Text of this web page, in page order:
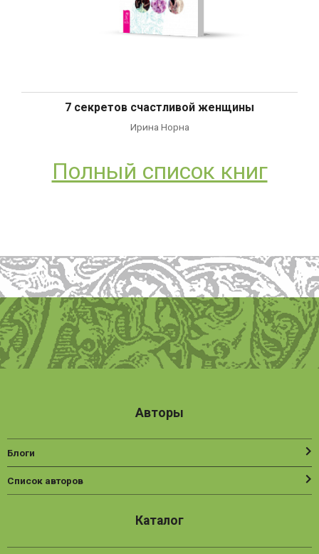
7 секретов счастливой женщины
Ирина Норна
Полный список книг
Авторы
Блоги
Список авторов
Каталог